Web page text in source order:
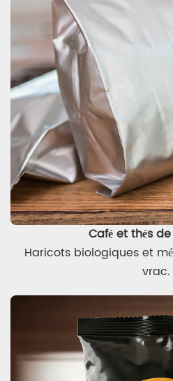
Café et thés
Haricots biologiques et
vrac.